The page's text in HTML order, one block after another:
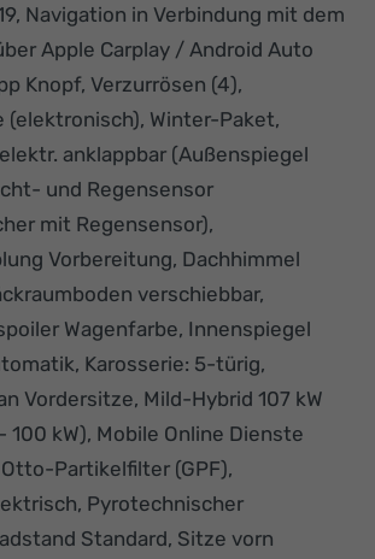
Navigation in Verbindung mit dem
Apple Carplay / Android Auto
Knopf, Verzurrösen (4),
(elektronisch), Winter-Paket,
anklappbar (Außenspiegel
und Regensensor
mit Regensensor),
Vorbereitung, Dachhimmel
verschiebbar,
Wagenfarbe, Innenspiegel
Karosserie: 5-türig,
Vordersitze, Mild-Hybrid 107 kW
100 kW), Mobile Online Dienste
Partikelfilter (GPF),
Pyrotechnischer
Standard, Sitze vorn